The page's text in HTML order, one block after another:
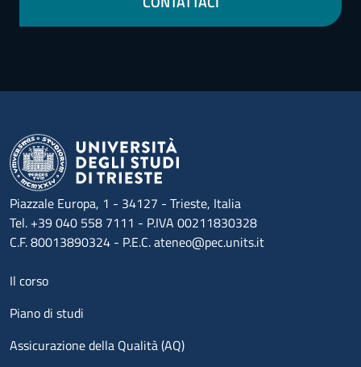
Piazzale Europa, 1 - 34127 - Trieste, Italia
Tel. +39 040 558 7111 - P.IVA 00211830328
C.F. 80013890324 - P.E.C. ateneo@pec.units.it
Menu footer 1
Il corso
Piano di studi
Assicurazione della Qualità (AQ)